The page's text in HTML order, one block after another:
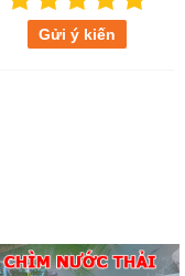
Gửi ý kiến